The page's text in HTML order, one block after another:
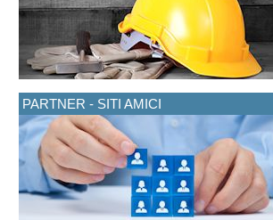
PARTNER - SITI AMICI